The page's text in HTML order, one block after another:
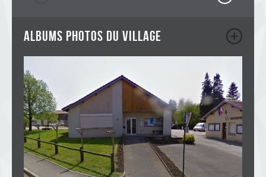
albums photos du village